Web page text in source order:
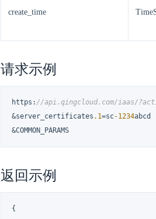
create_time
请求示例
https : //api.qingcloud.com/iaas/
&server_certificates .1=sc-1234abcd
&COMMON_PARAMS
返回示例
{